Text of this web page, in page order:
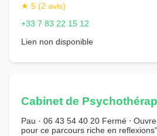
★ 5 (2 avis)
+33 7 83 22 15 12
Lien non disponible
Cabinet de
Pau · 06 43 54 40 20 Fermé ⋅
pour ce parcours riche en reflexions"